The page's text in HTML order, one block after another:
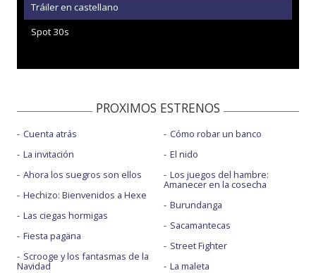
Tráiler en castellano
Spot 30s
PROXIMOS ESTRENOS
Cuenta atrás
La invitación
Ahora los suegros son ellos
Hechizo: Bienvenidos a Hexe
Las ciegas hormigas
Fiesta pagäna
Scrooge y los fantasmas de la
Navidad
Cómo robar un banco
El nido
Los juegos del hambre:
Amanecer en la cosecha
Burundanga
Sacamantecas
Street Fighter
La maleta